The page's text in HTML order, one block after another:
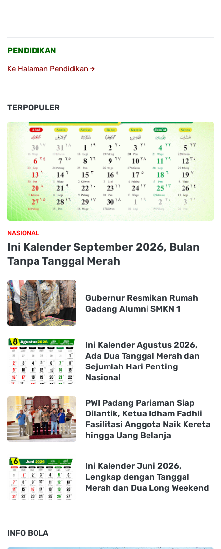
PENDIDIKAN
Ke Halaman Pendidikan
TERPOPULER
NASIONAL
Ini Kalender September 2026, Bulan
Tanpa Tanggal Merah
Gubernur Resmikan Rumah
Gadang Alumni SMKN 1
Ini Kalender Agustus 2026,
Ada Dua Tanggal Merah dan
Sejumlah Hari Penting
Nasional
PWI Padang Pariaman Siap
Dilantik, Ketua Idham Fadhli
Fasilitasi Anggota Naik Kereta
hingga Uang Belanja
Ini Kalender Juni 2026,
Lengkap dengan Tanggal
Merah dan Dua Long Weekend
INFO BOLA